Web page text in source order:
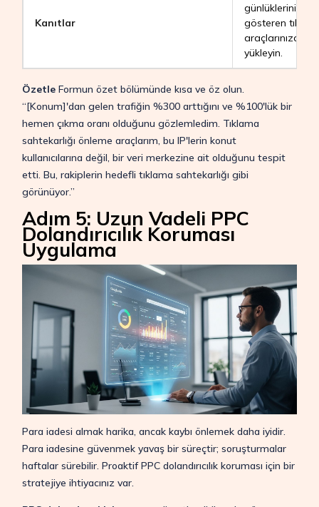
Kanıtlar
günlüklerini
gösteren
araçlarınızdan
yükleyin.
Özetle Formun özet bölümünde kısa ve öz olun.
“[Konum]'dan gelen trafiğin %300 arttığını ve %100'lük bir
hemen çıkma oranı olduğunu gözlemledim. Tıklama
sahtekarlığı önleme araçlarım, bu IP'lerin konut
kullanıcılarına değil, bir veri merkezine ait olduğunu tespit
etti. Bu, rakiplerin hedefli tıklama sahtekarlığı gibi
görünüyor.”
Adım 5: Uzun Vadeli PPC
Dolandırıcılık Koruması
Uygulama
Para iadesi almak harika, ancak kaybı önlemek daha iyidir.
Para iadesine güvenmek yavaş bir süreçtir; soruşturmalar
haftalar sürebilir. Proaktif PPC dolandırıcılık koruması için bir
stratejiye ihtiyacınız var.